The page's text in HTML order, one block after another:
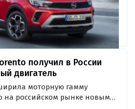
получил в России
двигатель
моторную гамму
на российском рынке новым